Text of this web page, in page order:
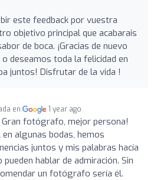
este feedback por vuestra
objetivo principal que acabarais
de boca. ¡Gracias de nuevo
deseamos toda la felicidad en
juntos! Disfrutar de la vida !
en 1 year ago
Gran fotógrafo, mejor persona!
algunas bodas, hemos
juntos y mis palabras hacía
hablar de admiración. Sin
un fotógrafo sería él.